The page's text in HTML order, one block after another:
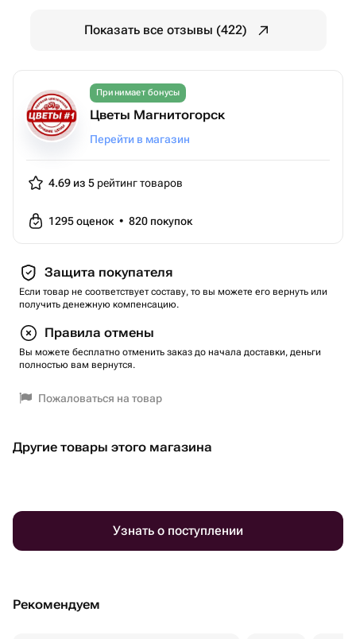
Показать все отзывы (422)
Принимает бонусы
Цветы Магнитогорск
Перейти в магазин
4.69 из 5 рейтинг товаров
1295оценок • 820 покупок
Защита покупателя
Если товар не соответствует составу, то вы можете его вернуть или
получить денежную компенсацию.
Правила отмены
Вы можете бесплатно отменить заказ до начала доставки, деньги
полностью вам вернутся.
Пожаловаться на товар
Другие товары этого магазина
Узнать о поступлении
Рекомендуем